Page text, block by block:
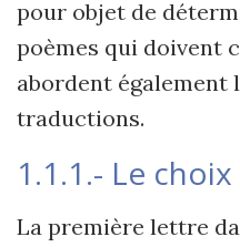
pour objet de
poèmes qui doivent
abordent également
traductions.
1.1.1.- Le
La première lettre